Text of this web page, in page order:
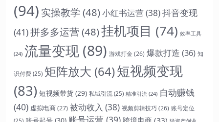
(94) 实操教学 (48)小红书运营(38)抖音变现
(41)拼多多运营 (48)挂机项目 (74) 效率工具
(24) 流量变现 (89) 游戏打金(26) 爆款打造 (36) 知
识付费 (25) 矩阵放大 (64)短视频变现
(83) 短视频带货 (29) 私域引流 (25) 精准引流 (24) 自动赚钱
(40) 虚拟电商(27) 被动收入 (38) 视频剪辑技巧(26) 账号定位
账号运营 (39) 跨境电商 (33)